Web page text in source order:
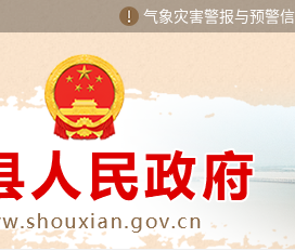
气象灾害警报与预警